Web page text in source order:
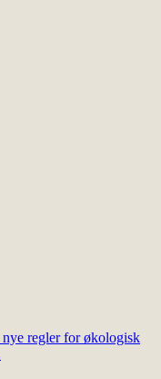
regler for økologisk